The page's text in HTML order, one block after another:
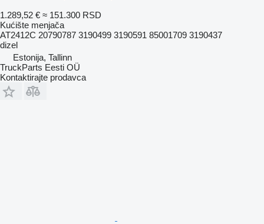
1.289,52 € ≈ 151.300 RSD
Kućište menjača
AT2412C 20790787 3190499 3190591 85001709 3190437
dizel
Estonija, Tallinn
TruckParts Eesti OÜ
Kontaktirajte prodavca